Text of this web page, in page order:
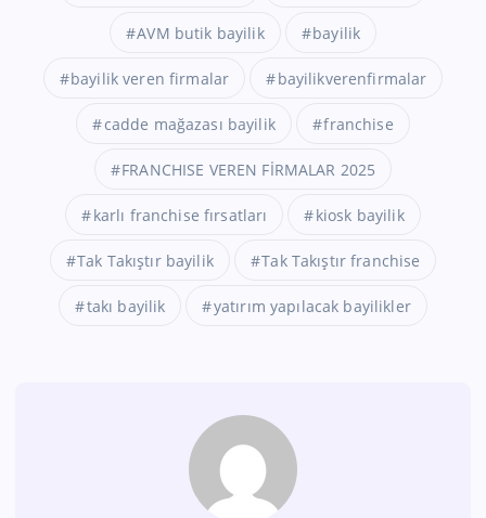
AVM butik bayilik bayilik
bayilik veren firmalar bayilikverenfirmalar
cadde mağazası bayilik franchise
FRANCHISE VEREN FİRMALAR 2025
karlı franchise fırsatları kiosk bayilik
Tak Takıştır bayilik Tak Takıştır franchise
takı bayilik yatırım yapılacak bayilikler